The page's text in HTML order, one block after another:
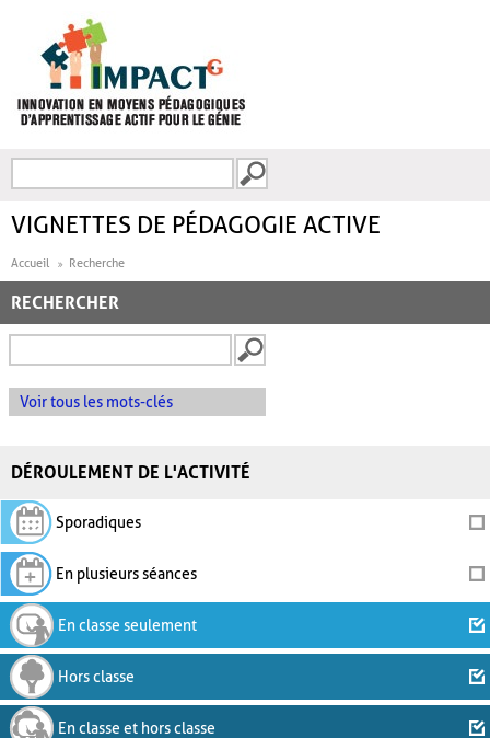
FORMULAIRE DE
VIGNETTES DE PÉDAGOGIE ACTIVE
Accueil Recherche
RECHERCHER
Voir tous les mots-clés
DÉROULEMENT DE L'ACTIVITÉ
Sporadiques
En plusieurs séances
En classe seulement
Hors classe
En classe et hors classe